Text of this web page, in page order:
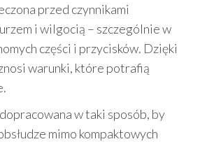
przed czynnikami
i wilgocią – szczególnie w
części i przycisków. Dzięki
warunki, które potrafią
w taki sposób, by
mimo kompaktowych